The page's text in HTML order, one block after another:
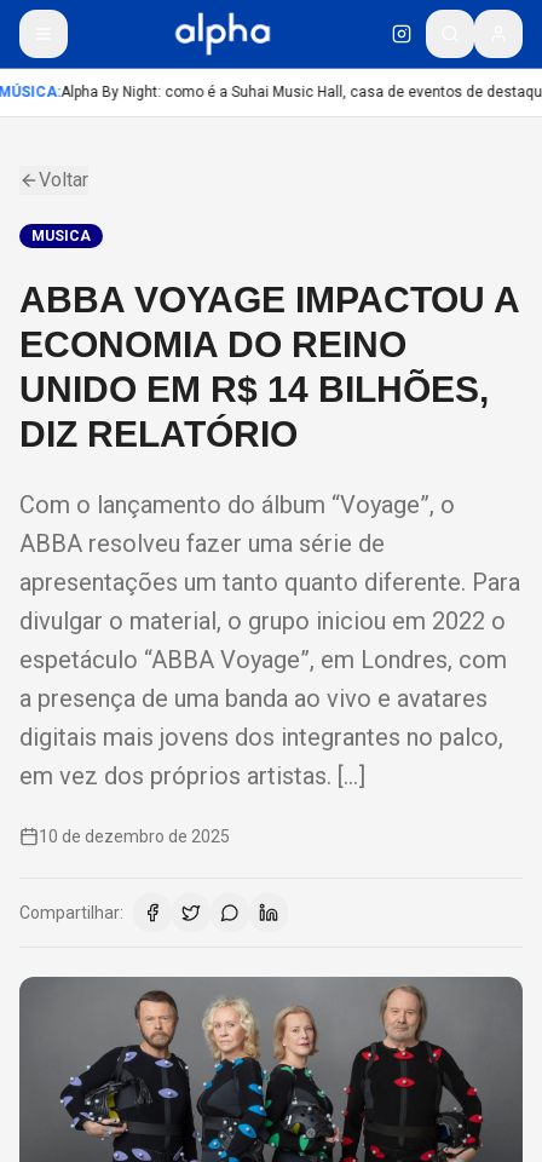
:Alpha By Night: como é a Suhai Music Hall, casa de eventos de
Voltar
MUSICA
ABBA VOYAGE IMPACTOU A
ECONOMIA DO REINO
UNIDO EM R$ 14 BILHÕES,
DIZ RELATÓRIO
Com o lançamento do álbum “Voyage”, o
ABBA resolveu fazer uma série de
apresentações um tanto quanto diferente. Para
divulgar o material, o grupo iniciou em 2022 o
espetáculo “ABBA Voyage”, em Londres, com
a presença de uma banda ao vivo e avatares
digitais mais jovens dos integrantes no palco,
em vez dos próprios artistas. […]
10 de dezembro de 2025
Compartilhar: